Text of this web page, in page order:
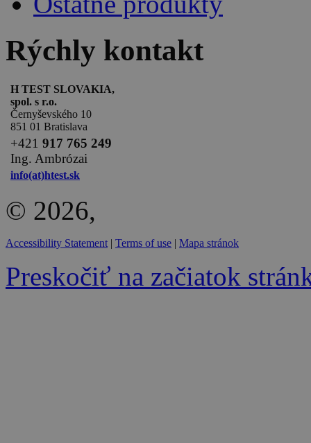
Rýchly kontakt
H TEST SLOVAKIA,
spol. s r.o.
Černyševského 10
851 01 Bratislava
+421 917 765 249
Ing. Ambrózai
info(at)htest.sk
© 2026,
Accessibility Statement | Terms of use | Mapa stránok
Preskočiť na začiatok